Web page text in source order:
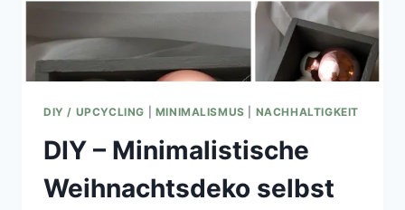
DIY / UPCYCLING MINIMALISMUS NACHHALTIGKEIT
DIY – Minimalistische
Weihnachtsdeko selbst